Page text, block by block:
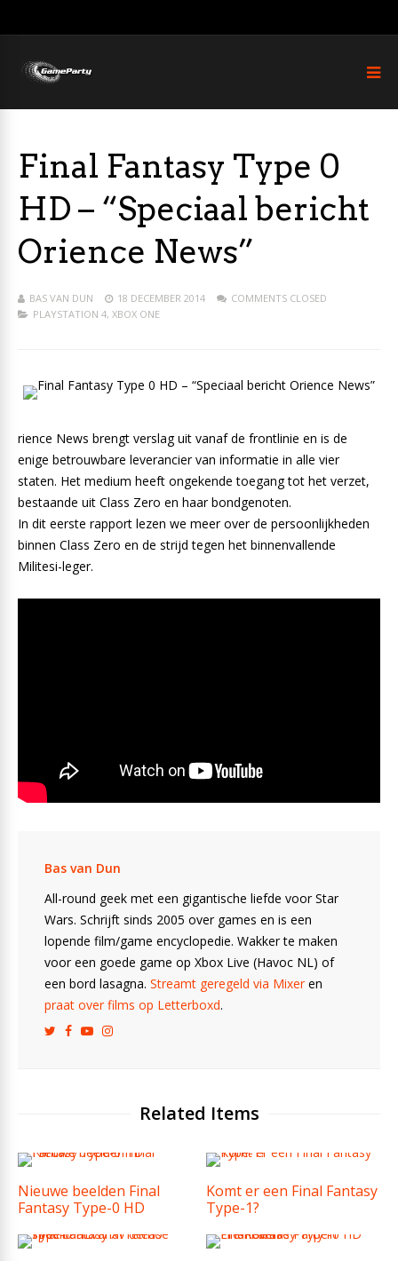
Final Fantasy Type 0
HD – “Speciaal bericht
Orience News”
BAS VAN DUN 18 DECEMBER 2014
COMMENTS CLOSED
PLAYSTATION 4, XBOX ONE
rience News brengt verslag uit vanaf de frontlinie en is de
enige betrouwbare leverancier van informatie in alle vier
staten. Het medium heeft ongekende toegang tot het verzet,
bestaande uit Class Zero en haar bondgenoten.
In dit eerste rapport lezen we meer over de persoonlijkheden
binnen Class Zero en de strijd tegen het binnenvallende
Militesi-leger.
Bas van Dun
All-round geek met een gigantische liefde voor Star
Wars. Schrijft sinds 2005 over games en is een
lopende film/game encyclopedie. Wakker te maken
voor een goede game op Xbox Live (Havoc NL) of
een bord lasagna. Streamt geregeld via Mixeren
praat over films op Letterboxd.
Related Items
Nieuwe beelden Final
Fantasy Type-0 HD
Komt er een Final Fantasy
Type-1?